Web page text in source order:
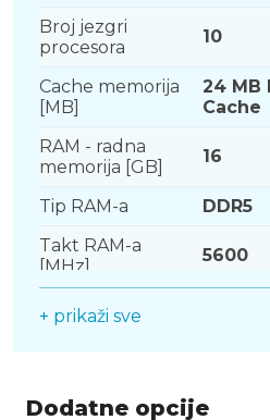
Broj jezgri
procesora
10
Cache memorija
[MB]
24 MB
Cache
RAM - radna
memorija [GB]
16
Tip RAM-a
DDR5
Takt RAM-a
[MHz]
5600
Kapacitet SSD-a
[GB]
Grafika
nVidia
+ prikaži sve
Dodatne opcije